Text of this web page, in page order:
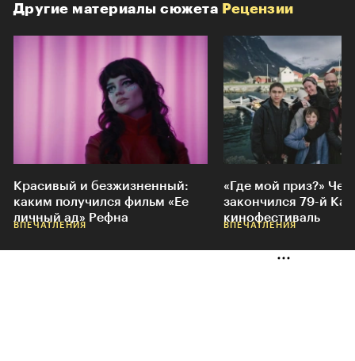
Другие материалы сюжета Рецензии
Красивый и безжизненный:
каким получился фильм «Ее
личный ад» Рефна
ВПЕЧАТЛЕНИЯ
«Где мой приз?» Чем
закончился 79-й
кинофестиваль
ВПЕЧАТЛЕНИЯ